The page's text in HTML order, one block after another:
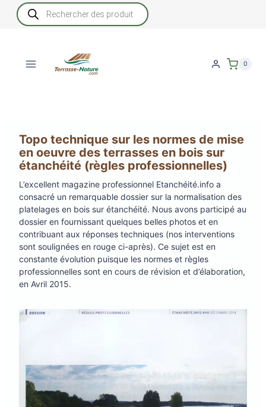
Recherche
de
produits
0
Topo technique sur les normes de mise
en oeuvre des terrasses en bois sur
étanchéité (règles professionnelles)
L’excellent magazine professionnel Etanchéité.info a
consacré un remarquable dossier sur la normalisation des
platelages en bois sur étanchéité. Nous avons participé au
dossier en fournissant quelques belles photos et en
contribuant aux réponses techniques (nos interventions
sont soulignées en rouge ci-après). Ce sujet est en
constante évolution puisque les normes et règles
professionnelles sont en cours de révision et d’élaboration,
en Avril 2015.